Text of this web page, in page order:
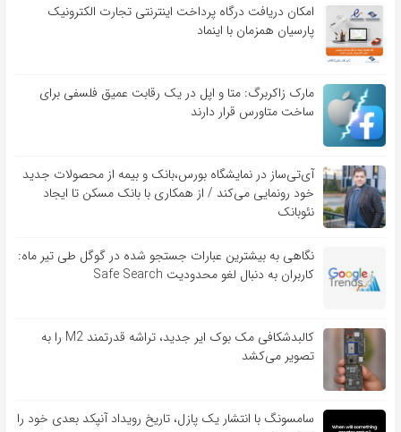
امکان دریافت درگاه پرداخت اینترنتی تجارت الکترونیک
پارسیان همزمان با اینماد
مارک زاکربرگ: متا و اپل در یک رقابت عمیق فلسفی برای
ساخت متاورس قرار دارند
آی‌تی‌ساز در نمایشگاه بورس،بانک و بیمه از محصولات جدید
خود رونمایی می‌کند / از همکاری با بانک مسکن تا ایجاد
نئوبانک
نگاهی به بیشترین عبارات جستجو شده در گوگل طی تیر ماه:
کاربران به دنبال لغو محدودیت Safe Search
کالبدشکافی مک بوک ایر جدید، تراشه قدرتمند M2 را به
تصویر می‌کشد
سامسونگ با انتشار یک پازل، تاریخ رویداد آنپکد بعدی خود را